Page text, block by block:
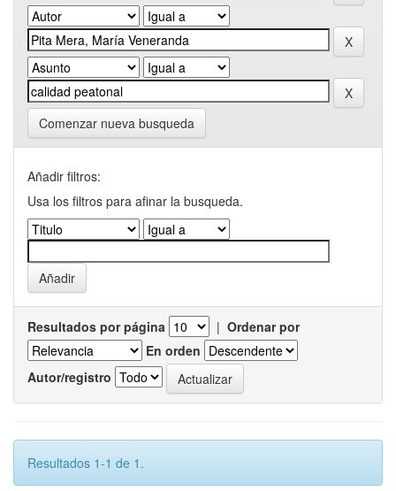
Comenzar nueva busqueda
Añadir filtros:
Usa los filtros para afinar la busqueda.
Resultados por página | Ordenar por
En orden
Autor/registro
Resultados 1-1 de 1.